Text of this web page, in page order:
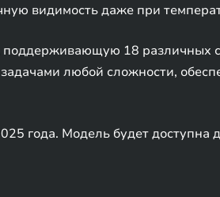
видимость даже при
поддерживающую 18 различных
любой сложности,
года. Модель будет доступна